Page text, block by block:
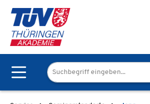
Zum Hauptinhalt springen